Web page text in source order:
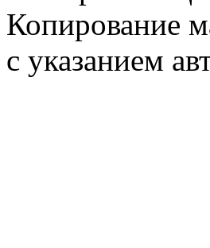
Копирование
с указанием